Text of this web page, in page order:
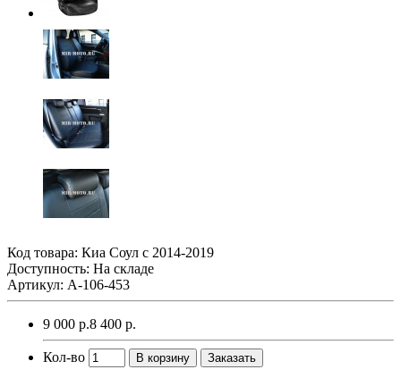
Код товара: Киа Соул с 2014-2019
Доступность: На складе
Артикул: A-106-453
9 000 р.8 400 р.
Кол-во В корзину Заказать